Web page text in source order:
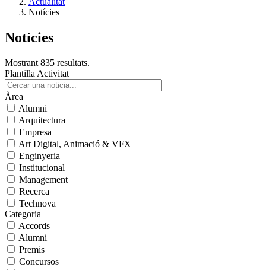
Notícies
Notícies
Mostrant 835 resultats.
Plantilla Activitat
Àrea
Alumni
Arquitectura
Empresa
Art Digital, Animació & VFX
Enginyeria
Institucional
Management
Recerca
Technova
Categoria
Accords
Alumni
Premis
Concursos